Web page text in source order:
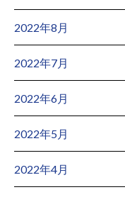
2022年8月
2022年7月
2022年6月
2022年5月
2022年4月